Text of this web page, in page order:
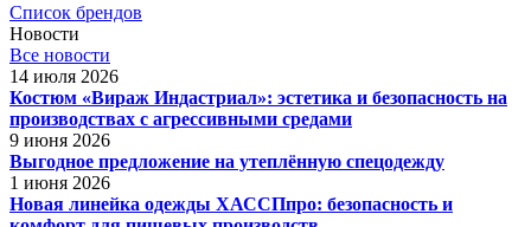
Список брендов
Новости
Все новости
14 июля 2026
Костюм «Вираж Индастриал»: эстетика и безопасность на
производствах с агрессивными средами
9 июня 2026
Выгодное предложение на утеплённую спецодежду
1 июня 2026
Новая линейка одежды ХАССПпро: безопасность и